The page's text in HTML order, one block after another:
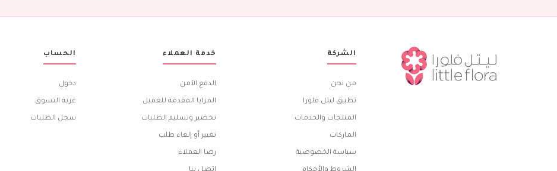
ي
ل
ر
ي
الشركة
من نحن
تطبيق ليتل فلورا
المنتجات والخدمات
الماركات
سياسة الخصوصية
الشروط والأحكام
خدمة العملاء
الدفع الآمن
المزايا المقدمة للعميل
تحضير وتسليم الطلبات
تغيير أو إلغاء طلب
رضا العملاء
اتصل بنا
الحساب
دخول
عربة التسوق
سجل الطلبات